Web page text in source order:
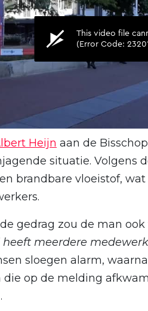
Heijn aan de
situatie. Volgens
brandbare vloeistof,
gedrag zou de man
heeft meerdere
sloegen alarm,
die op de melding